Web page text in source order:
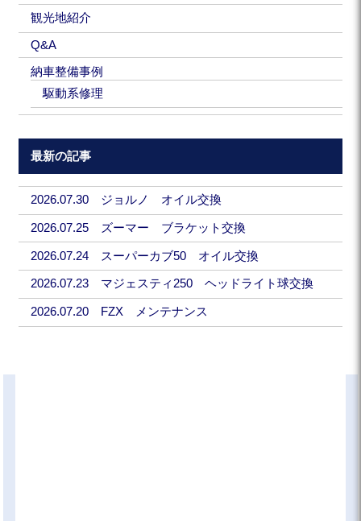
観光地紹介
Q&A
納車整備事例
駆動系修理
最新の記事
2026.07.30 ジョルノ オイル交換
2026.07.25 ズーマー ブラケット交換
2026.07.24 スーパーカブ50 オイル交換
2026.07.23 マジェスティ250 ヘッドライト球交換
2026.07.20 FZX メンテナンス